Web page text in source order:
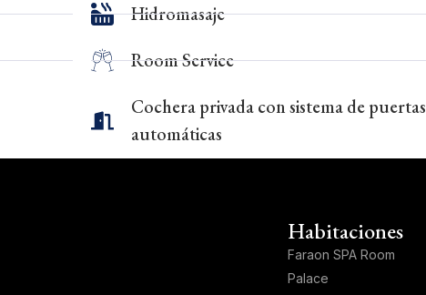
Hidromasaje
Room Service
Cochera privada con sistema de puertas
automáticas
Habitaciones
Faraon SPA Room
Palace